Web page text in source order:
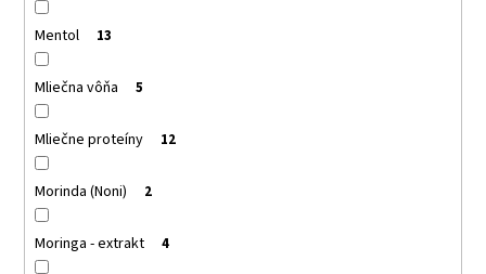
Mentol 13
Mliečna vôňa 5
Mliečne proteíny 12
Morinda (Noni) 2
Moringa - extrakt 4